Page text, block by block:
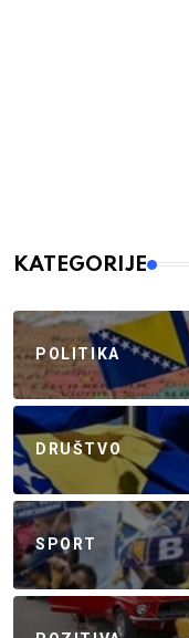
KATEGORIJE
POLITIKA
DRUŠTVO
SPORT